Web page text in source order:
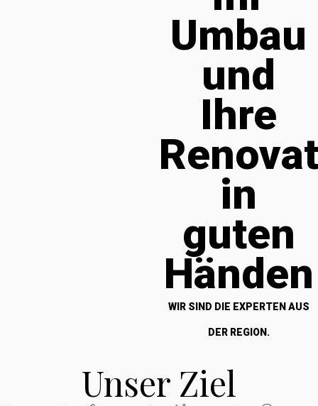
Umbau
und
Ihre
in
guten
Händen
WIR SIND DIE EXPERTEN AUS
DER REGION.
Unser Ziel